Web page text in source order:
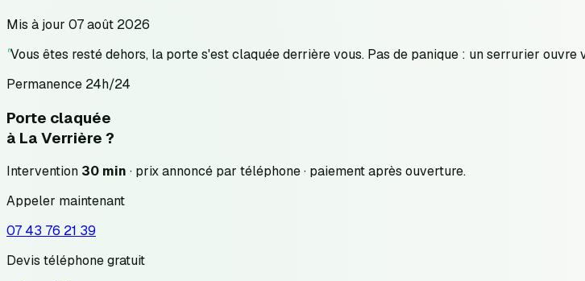
Mis à jour 07 août 2026
"Vous êtes resté dehors, la porte s'est claquée derrière vous. Pas de panique : un serrurier
Permanence 24h/24
Porte claquée
à La Verrière ?
Intervention 30 min · prix annoncé par téléphone· paiement après ouverture.
Appeler maintenant
07 43 76 21 39
Devis téléphone gratuit